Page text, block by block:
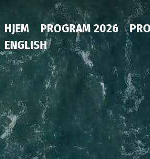
HJEM PROGRAM 2026
ENGLISH